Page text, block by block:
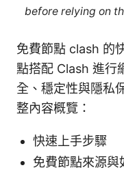
before relying on
免費節點 clash 的
點搭配 Clash 進行
全、穩定性與隱私
整內容概覽：
快速上手步驟
免費節點來源與